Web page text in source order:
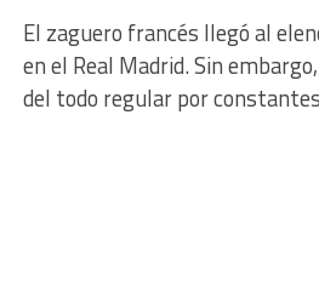
El zaguero francés llegó al
en el Real Madrid. Sin
del todo regular por